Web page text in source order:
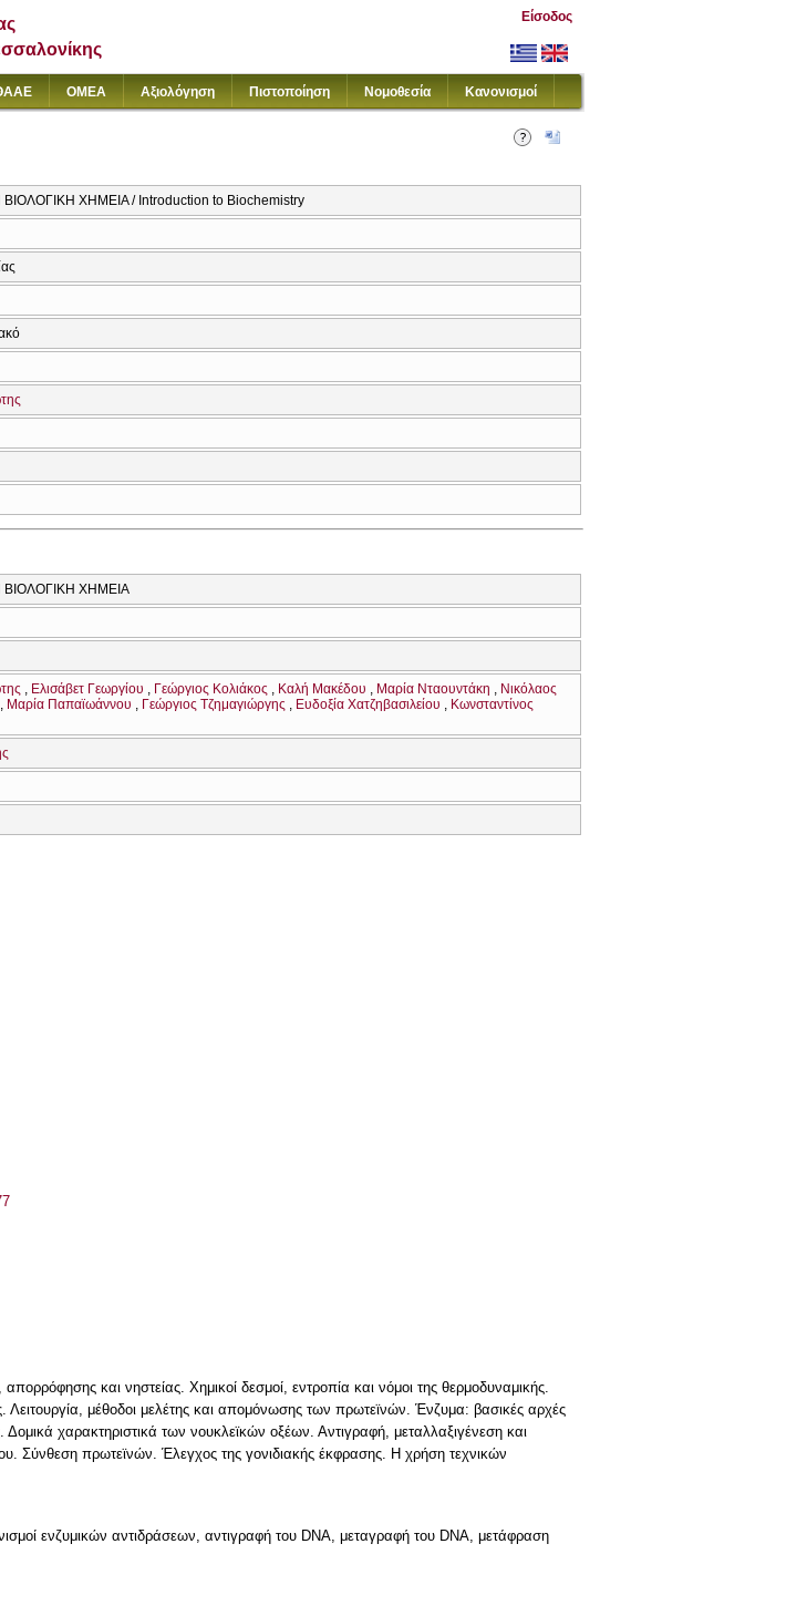
Είσοδος
ΟΜΕΑ Αξιολόγηση Πιστοποίηση Νομοθεσία Κανονισμοί
ΧΗΜΕΙΑ / Introduction to Biochemistry
ΒΙΟΛΟΓΙΚΗ ΧΗΜΕΙΑ
Ελισάβετ Γεωργίου Γεώργιος Κολιάκος Καλή Μακέδου Μαρία Νταουντάκη
Νικόλαος
Μαρία Παπαϊωάννου Γεώργιος Τζημαγιώργης Ευδοξία Χατζηβασιλείου
Κωνσταντίνος
και νηστείας. Χημικοί δεσμοί, εντροπία και νόμοι της θερμοδυναμικής.
Λειτουργία, μέθοδοι μελέτης και απομόνωσης των πρωτεϊνών. Ένζυμα: βασικές αρχές
Δομικά χαρακτηριστικά των νουκλεϊκών οξέων. Αντιγραφή, μεταλλαξιγένεση και
Σύνθεση πρωτεϊνών. Έλεγχος της γονιδιακής έκφρασης. Η χρήση τεχνικών
ενζυμικών αντιδράσεων, αντιγραφή του DNA, μεταγραφή του DNA, μετάφραση